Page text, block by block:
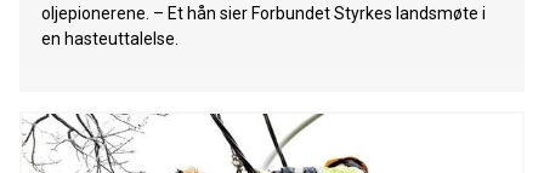
oljepionerene. – Et hån sier Forbundet Styrkes landsmøte i
en hasteuttalelse.